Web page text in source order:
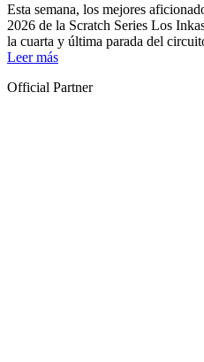
Esta semana, los mejores
2026 de la Scratch Series Los
la cuarta y última parada del
Leer más
Official Partner